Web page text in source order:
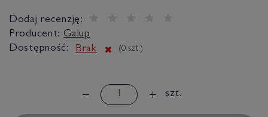
Dodaj recenzję:
Producent: Galup
Dostępność:
Brak (0 szt.)
szt.